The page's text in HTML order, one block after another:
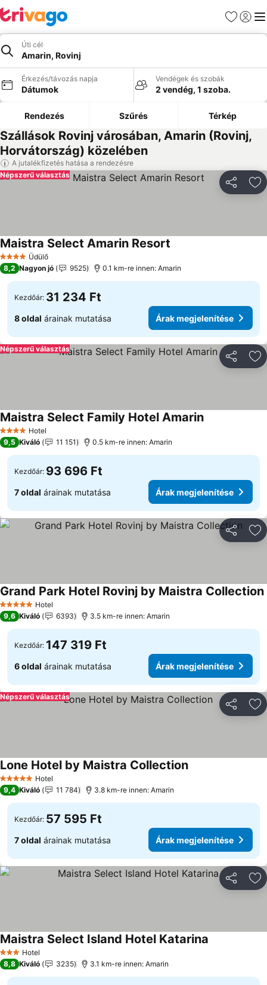
Kedvencek
Úti cél
Amarin, Rovinj
Érkezés/távozás napja
Dátumok
Vendégek és szobák
2 vendég, 1 szoba.
Rendezés Szűrés Térkép
Szállások Rovinj városában, Amarin (Rovinj,
Horvátország) közelében
A jutalékfizetés hatása a rendezésre
Népszerű választás
4 KategóriaÜdülő
Maistra Select Amarin Resort
8,2 Nagyon jó 9525 0.1 km-re innen: Amarin
Kezdőár: 31 234 Ft
8 oldal árainak mutatása Árak megjelenítése
Népszerű választás
4 KategóriaHotel
Maistra Select Family Hotel AmarinÁrak
9,5 Kiváló 11 151 0.5 km-re innen: Amarin
Kezdőár: 93 696 Ft
7 oldal árainak mutatása Árak megjelenítése
5 KategóriaHotel
Grand Park Hotel Rovinj by Maistra Collection
9,6 Kiváló 6393 3.5 km-re innen: Amarin
Kezdőár: 147 319 Ft
6 oldal árainak mutatása Árak megjelenítése
Népszerű választás
5 KategóriaHotel
Lone Hotel by Maistra CollectionÁrak
9,4 Kiváló 11 784 3.8 km-re innen: Amarin
Kezdőár: 57 595 Ft
7 oldal árainak mutatása Árak megjelenítése
3 Kategória
Hotel
Maistra Select Island Hotel Katarina
8,8 Kiváló 3235 3.1 km-re innen: Amarin